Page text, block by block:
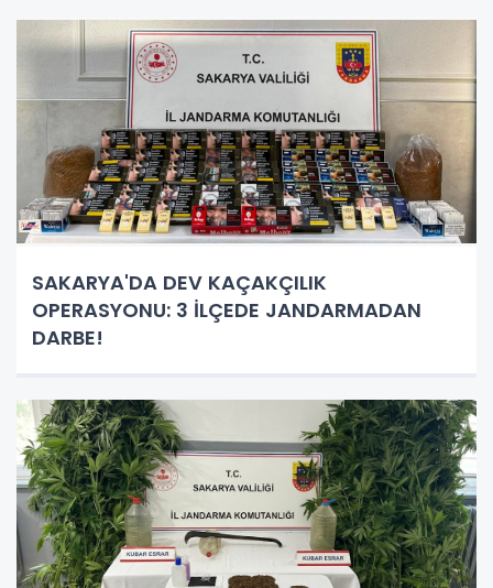
SAKARYA'DA DEV KAÇAKÇILIK
OPERASYONU: 3 İLÇEDE JANDARMADAN
DARBE!